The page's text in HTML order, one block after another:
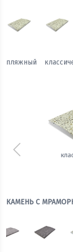
пляжный
белый
Предыдущий
КАМЕНЬ С